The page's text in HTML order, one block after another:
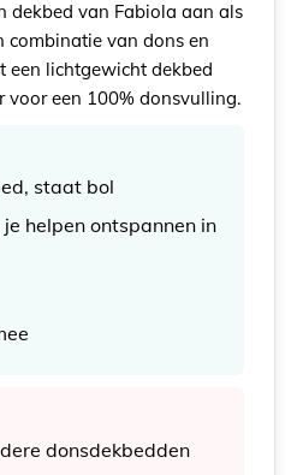
dekbed van Fabiola aan als
combinatie van dons en
een lichtgewicht dekbed
voor een 100% donsvulling.
staat bol
helpen ontspannen in
donsdekbedden